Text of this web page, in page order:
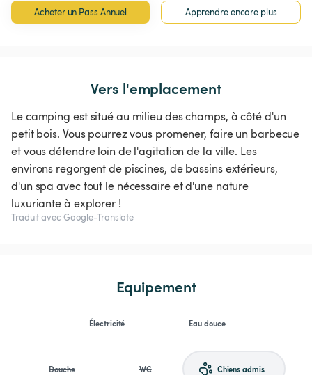
Acheter un Pass Annuel Apprendre encore plus
Vers l'emplacement
Le camping est situé au milieu des champs, à côté d'un
petit bois. Vous pourrez vous promener, faire un barbecue
et vous détendre loin de l'agitation de la ville. Les
environs regorgent de piscines, de bassins extérieurs,
d'un spa avec tout le nécessaire et d'une nature
luxuriante à explorer !
Traduit avec Google-Translate
Equipement
Électricité Eau douce
Douche WC Chiens admis